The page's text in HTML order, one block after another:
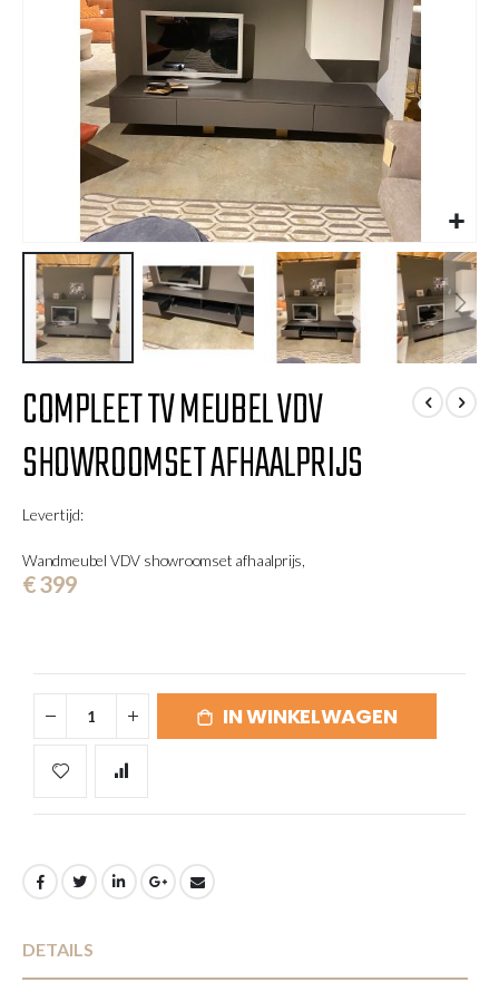
naar
het
begin
van
afbeeldingen-
COMPLEET TV MEUBEL VDV
SHOWROOMSET AFHAALPRIJS
Levertijd:
Wandmeubel VDV showroomset afhaalprijs,
€ 399
IN WINKELWAGEN
DETAILS